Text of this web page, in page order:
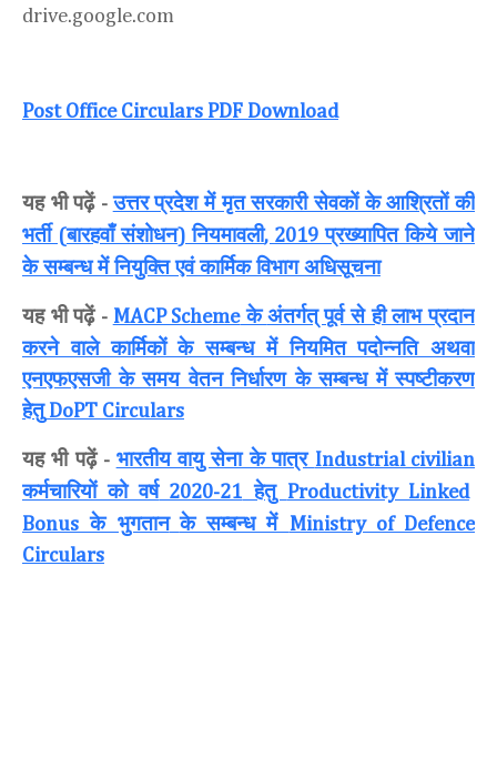
drive.google.com
Post Office Circulars PDF Download
यह भी पढ़ें -उत्तर प्रदेश में मृत सरकारी सेवकों के आश्रितों की
भर्ती (बारहवाँ संशोधन) नियमावली, 2019 प्रख्यापित किये जाने
के सम्बन्ध में नियुक्ति एवं कार्मिक विभाग अधिसूचना
यह भी पढ़ें - MACP Schemeके अंतर्गत् पूर्व से ही लाभ प्रदान
करने वाले कार्मिकों के सम्बन्ध में नियमित पदोन्नति अथवा
एनएफएसजी के समय वेतन निर्धारण के सम्बन्ध में स्पष्टीकरण
हेतुDoPT Circulars
यह भी पढ़ें - भारतीय वायु सेना के पात्र Industrial civilian
कर्मचारियों को वर्ष2020-21 हेतु Productivity Linked
Bonus के भुगतान के सम्बन्ध में Ministry of Defence
Circulars